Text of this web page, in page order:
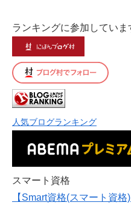
ランキングに参加していま
人気ブログランキング
スマート資格
【Smart資格(スマート資格)